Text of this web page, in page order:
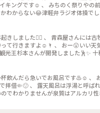
キングです☺️ 、 みちのく祭りやの
わからない😂津軽弁ラジオ体操で
、 イサバのかっちゃラーメン屋
せます イカ、エビ、明太子乗せ
るのであやかります☺️ 、 3周目 ぱ
味、キュウイ味？だったかな😊全
時間までお土産を見て回りました
らしいホテルでした😊スタッフの方
て行きますよ☺️🌂 、 おー😲いい天
光王杉本さんが開発しました🕺✨
開⛏️👷 、 やっぱり娯楽施設いるよ
を作り渋沢家はこの公園に住んでました🏠✨
に映りました☺️ 、 池の真ん中には
、 奥にはポニーのお家があり２
その先にはかつての渋沢栄一先生
はずだが？🙂ﾄﾞｺﾆﾓﾅｲｿﾞ 、 今調べ
拝借🤏🙂 、 露天風呂は浮湯と呼ば
でわかりませんが泉質はアルカリ
た🍁☺️ 冬にはねぶたが登場します
、 内湯は日本三大美林である青